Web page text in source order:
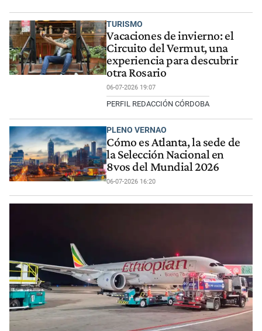
TURISMO
Vacaciones de invierno: el
Circuito del Vermut, una
experiencia para descubrir
otra Rosario
06-07-2026 19:07
PERFIL REDACCIÓN CÓRDOBA
PLENO VERNAO
Cómo es Atlanta, la sede de
la Selección Nacional en
8vos del Mundial 2026
06-07-2026 16:20